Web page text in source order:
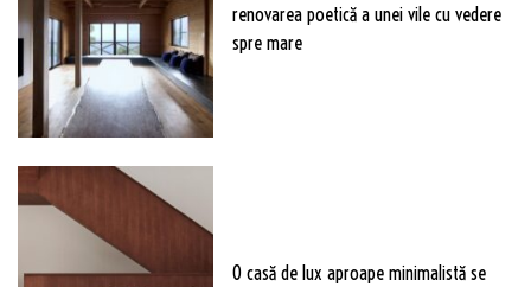
renovarea poetică a unei vile cu vedere
spre mare
O casă de lux aproape minimalistă se